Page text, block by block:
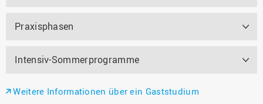
Praxisphasen
Intensiv-Sommerprogramme
Weitere Informationen über ein Gaststudium